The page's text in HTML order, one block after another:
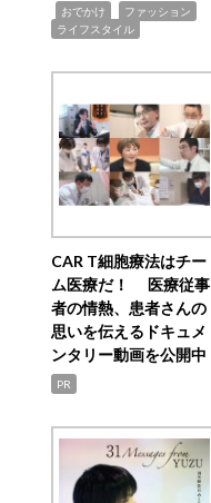
おでかけ ファッション
ライフスタイル
CAR T細胞療法はチー
ム医療だ！ 医療従事
者の情熱、患者さんの
思いを伝えるドキュメ
ンタリー動画を公開中
PR